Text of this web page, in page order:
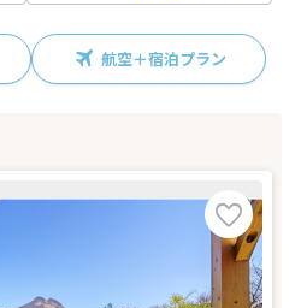
航空＋宿泊プラン